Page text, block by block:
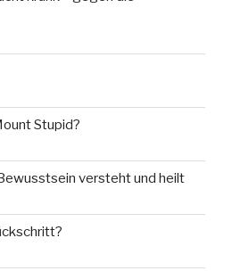
Stupid?
versteht und heilt